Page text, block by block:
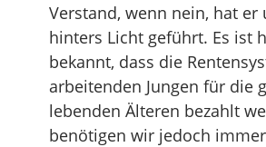
Verstand, wenn nein, hat er
hinters Licht geführt. Es ist
bekannt, dass die
arbeitenden Jungen für die
lebenden Älteren bezahlt
benötigen wir jedoch